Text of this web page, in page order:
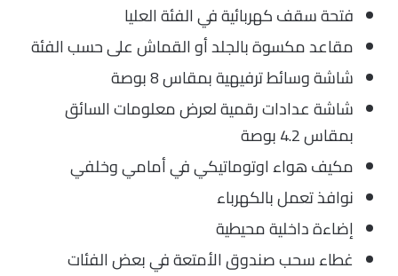
فتحة سقف كهربائية في الفئة العليا
مقاعد مكسوة بالجلد أو القماش على حسب الفئة
شاشة وسائط ترفيهية بمقاس 8 بوصة
شاشة عدادات رقمية لعرض معلومات السائق
بمقاس 4.2 بوصة
مكيف هواء اوتوماتيكي في أمامي وخلفي
نوافذ تعمل بالكهرباء
إضاءة داخلية محيطية
غطاء سحب صندوق الأمتعة في بعض الفئات